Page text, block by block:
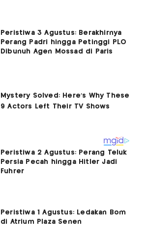
Peristiwa 3 Agustus: Berakhirnya
Perang Padri hingga Petinggi PLO
Dibunuh Agen Mossad di Paris
Peristiwa 2 Agustus: Perang Teluk
Persia Pecah hingga Hitler Jadi
Fuhrer
Peristiwa 1 Agustus: Ledakan Bom
di Atrium Plaza Senen